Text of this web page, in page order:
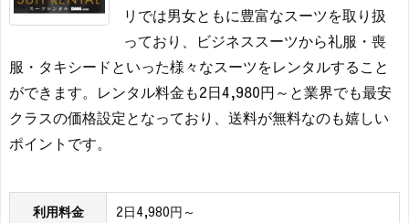
リでは男女ともに豊富なスーツを取り扱
っており、ビジネススーツから礼服・喪
服・タキシードといった様々なスーツをレンタルすること
ができます。レンタル料金も2日4,980円～と業界でも最安
クラスの価格設定となっており、送料が無料なのも嬉しい
ポイントです。
利用料金 2日4,980円～